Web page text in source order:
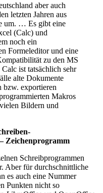
aber auch
letzten Jahren aus
um. … Es gibt eine
(Calc) und
noch ein
Formeleditor und eine
zu den MS
ist tatsächlich sehr
alte Dokumente
bzw. exportieren
Makros
Bildern und
Zeichenprogramm
Schreibprogrammen
Aber für durchschnittliche
es auch eine Nummer
Punkten nicht so